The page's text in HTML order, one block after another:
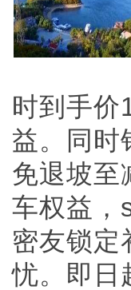
时到手
益。同时
免退坡至
车权益，
密友锁定
忧。即日